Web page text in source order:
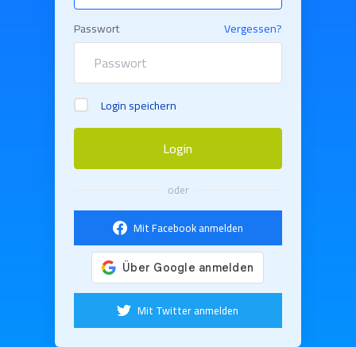
Passwort Vergessen?
Login speichern
Login
oder
Mit Facebook anmelden
Mit Twitter anmelden